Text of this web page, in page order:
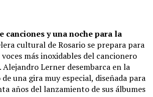
canciones y una noche para la
cultural de Rosario se prepara para
más inoxidables del cancionero
Lerner desembarca en la
una gira muy especial, diseñada para
años del lanzamiento de sus álbumes